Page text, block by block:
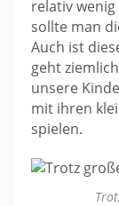
relativ
sollte man
Auch ist
geht
unsere
mit ihren
spielen.